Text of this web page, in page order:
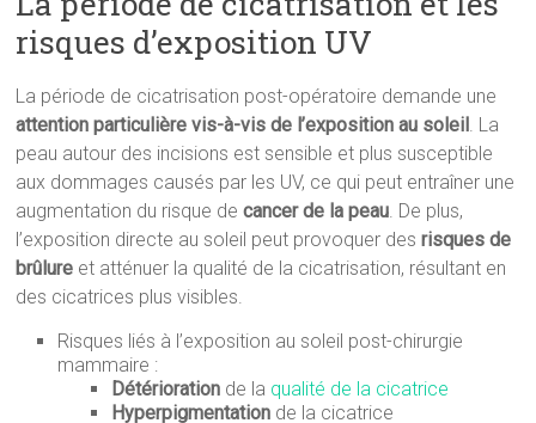
risques d’exposition UV
La période de cicatrisation post-opératoire demande une
attention particulière vis-à-vis de l’exposition au soleil. La
peau autour des incisions est sensible et plus susceptible
aux dommages causés par les UV, ce qui peut entraîner une
augmentation du risque decancer de la peau. De plus,
l’exposition directe au soleil peut provoquer desrisques de
brûlure et atténuer la qualité de la cicatrisation, résultant en
des cicatrices plus visibles.
Risques liés à l’exposition au soleil post-chirurgie
mammaire :
Détérioration de la qualité de la cicatrice
Hyperpigmentation de la cicatrice